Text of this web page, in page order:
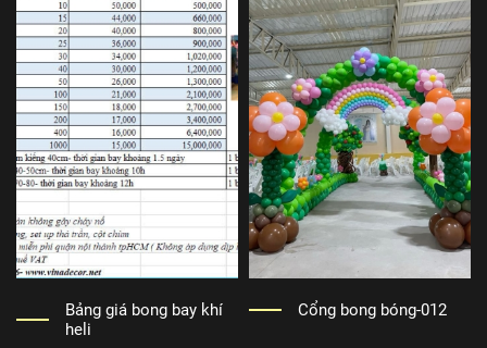
Bảng giá bong bay khí
heli
Cổng bong bóng-012